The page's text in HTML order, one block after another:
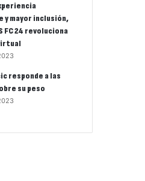
y mayor inclusión,
FC 24 revoluciona
responde a las
su peso